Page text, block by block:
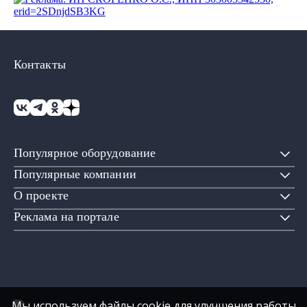
Популярное оборудование
Популярные компании
О проекте
Реклама на портале
Контакты